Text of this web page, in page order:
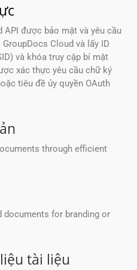
API được bảo mật và yêu cầu
Cloud và lấy ID
và khóa truy cập bí mật
xác thực yêu cầu chữ ký
tiêu đề ủy quyền OAuth
through efficient
documents for branding or
tài liệu